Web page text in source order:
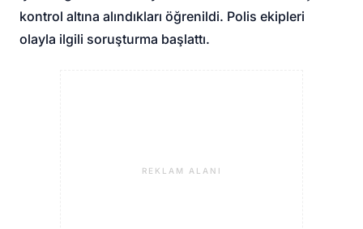
kontrol altına alındıkları öğrenildi. Polis ekipleri
olayla ilgili soruşturma başlattı.
REKLAM ALANI